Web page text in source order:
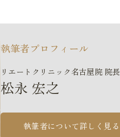
執筆者プロフィール
リエートクリニック名古屋院 院長
松永 宏之
執筆者について詳しく見る